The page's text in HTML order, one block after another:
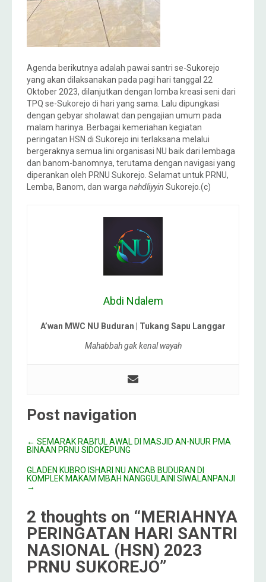
Agenda berikutnya adalah pawai santri se-Sukorejo
yang akan dilaksanakan pada pagi hari tanggal 22
Oktober 2023, dilanjutkan dengan lomba kreasi seni dari
TPQ se-Sukorejo di hari yang sama. Lalu dipungkasi
dengan gebyar sholawat dan pengajian umum pada
malam harinya. Berbagai kemeriahan kegiatan
peringatan HSN di Sukorejo ini terlaksana melalui
bergeraknya semua lini organisasi NU baik dari lembaga
dan banom-banomnya, terutama dengan navigasi yang
diperankan oleh PRNU Sukorejo. Selamat untuk PRNU,
Lemba, Banom, dan warga nahdliyyin Sukorejo.(c)
Abdi Ndalem
A’wan MWC NU Buduran | Tukang Sapu Langgar
Mahabbah gak kenal wayah
Post navigation
← SEMARAK RABI’UL AWAL DI MASJID AN-NUUR PMA
BINAAN PRNU SIDOKEPUNG
GLADEN KUBRO ISHARI NU ANCAB BUDURAN DI
KOMPLEK MAKAM MBAH NANGGULAINI SIWALANPANJI
→
2 thoughts on “MERIAHNYA
PERINGATAN HARI SANTRI
NASIONAL (HSN) 2023
PRNU SUKOREJO”